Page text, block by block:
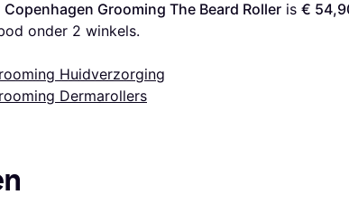
Copenhagen Grooming The Beard Roller is €
onder 2 winkels.
Huidverzorging
Dermarollers